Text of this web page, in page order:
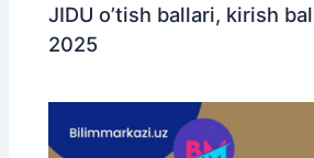
JIDU o’tish ballari, kirish
2025